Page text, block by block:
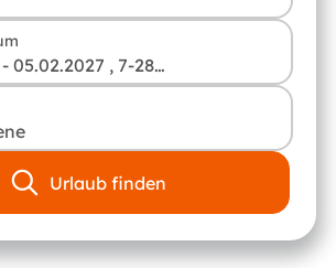
24.08.2026 - 05.02.2027 , 7-28 Tage
Urlaub finden